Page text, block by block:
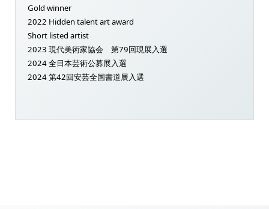
Gold winner
2022 Hidden talent art award
Short listed artist
2023 現代美術家協会 第79回現展入選
2024 全日本芸術公募展入選
2024 第42回安芸全国書道展入選